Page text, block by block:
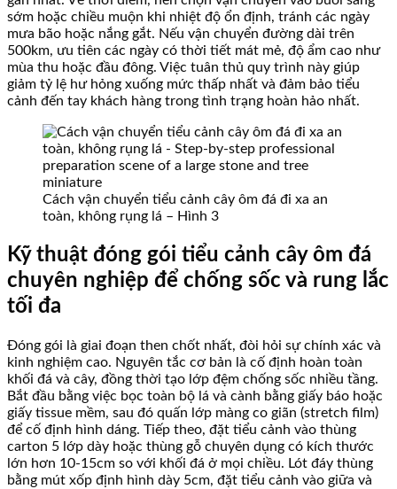
sớm hoặc chiều muộn khi nhiệt độ ổn định, tránh các ngày
mưa bão hoặc nắng gắt. Nếu vận chuyển đường dài trên
500km, ưu tiên các ngày có thời tiết mát mẻ, độ ẩm cao như
mùa thu hoặc đầu đông. Việc tuân thủ quy trình này giúp
giảm tỷ lệ hư hỏng xuống mức thấp nhất và đảm bảo tiểu
cảnh đến tay khách hàng trong tình trạng hoàn hảo nhất.
Cách vận chuyển tiểu cảnh cây ôm đá đi xa an
toàn, không rụng lá – Hình 3
Kỹ thuật đóng gói tiểu cảnh cây ôm đá
chuyên nghiệp để chống sốc và rung lắc
tối đa
Đóng gói là giai đoạn then chốt nhất, đòi hỏi sự chính xác và
kinh nghiệm cao. Nguyên tắc cơ bản là cố định hoàn toàn
khối đá và cây, đồng thời tạo lớp đệm chống sốc nhiều tầng.
Bắt đầu bằng việc bọc toàn bộ lá và cành bằng giấy báo hoặc
giấy tissue mềm, sau đó quấn lớp màng co giãn (stretch film)
để cố định hình dáng. Tiếp theo, đặt tiểu cảnh vào thùng
carton 5 lớp dày hoặc thùng gỗ chuyên dụng có kích thước
lớn hơn 10-15cm so với khối đá ở mọi chiều. Lót đáy thùng
bằng mút xốp định hình dày 5cm, đặt tiểu cảnh vào giữa và